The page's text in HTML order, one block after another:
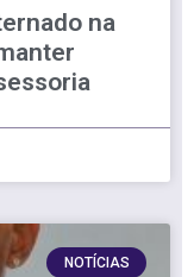
na
NOTÍCIAS